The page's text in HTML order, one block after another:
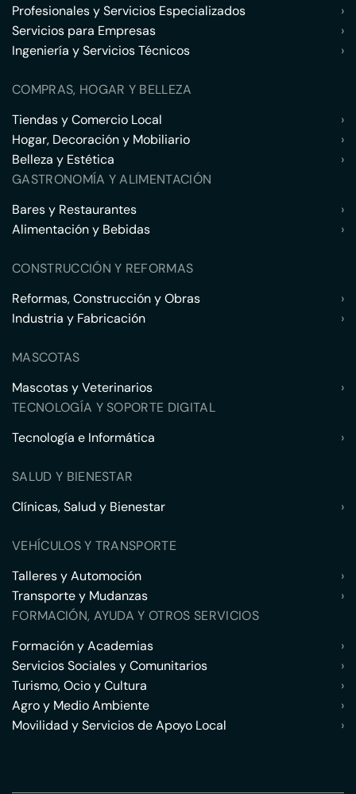
Profesionales y Servicios Especializados
›
Servicios para Empresas
›
Ingeniería y Servicios Técnicos
›
COMPRAS, HOGAR Y BELLEZA
Tiendas y Comercio Local
›
Hogar, Decoración y Mobiliario
›
Belleza y Estética
›
GASTRONOMÍA Y ALIMENTACIÓN
Bares y Restaurantes
›
Alimentación y Bebidas
›
CONSTRUCCIÓN Y REFORMAS
Reformas, Construcción y Obras
›
Industria y Fabricación
›
MASCOTAS
Mascotas y Veterinarios
›
TECNOLOGÍA Y SOPORTE DIGITAL
Tecnología e Informática
›
SALUD Y BIENESTAR
Clínicas, Salud y Bienestar
›
VEHÍCULOS Y TRANSPORTE
Talleres y Automoción
›
Transporte y Mudanzas
›
FORMACIÓN, AYUDA Y OTROS SERVICIOS
Formación y Academias
›
Servicios Sociales y Comunitarios
›
Turismo, Ocio y Cultura
›
Agro y Medio Ambiente
›
Movilidad y Servicios de Apoyo Local
›